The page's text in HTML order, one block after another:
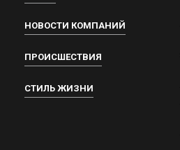
НОВОСТИ КОМПАНИЙ
ПРОИСШЕСТВИЯ
СТИЛЬ ЖИЗНИ